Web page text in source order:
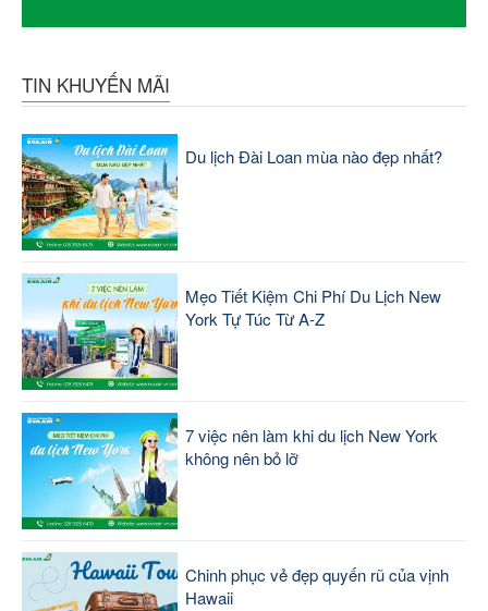
TIN KHUYẾN MÃI
Du lịch Đài Loan mùa nào đẹp nhất?
Mẹo Tiết Kiệm Chi Phí Du Lịch New
York Tự Túc Từ A-Z
7 việc nên làm khi du lịch New York
không nên bỏ lỡ
Chinh phục vẻ đẹp quyến rũ của vịnh
Hawaii